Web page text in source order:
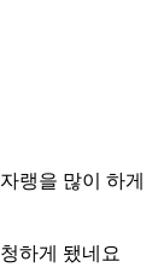
랭을 많이 하게
하게 됐네요